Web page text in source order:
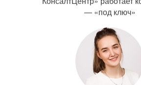
— «под ключ»